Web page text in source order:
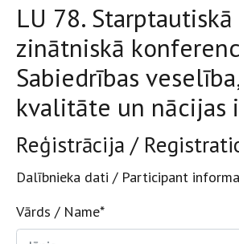
LU 78. Starptautiskā
zinātniskā
Sabiedrības
kvalitāte un nācijas
Reģistrācija /
Dalībnieka dati / Participant
Vārds / Name*